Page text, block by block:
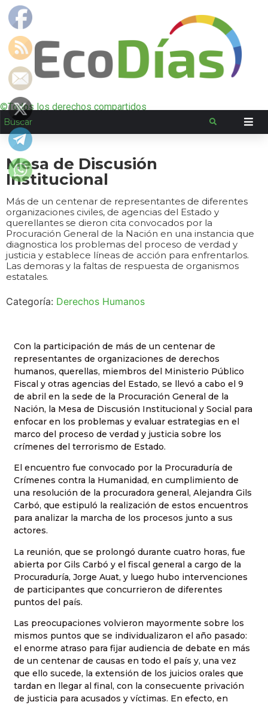
©Todos los derechos compartidos
Mesa de Discusión
Institucional
Más de un centenar de representantes de diferentes
organizaciones civiles, de agencias del Estado y
querellantes se dieron cita convocados por la
Procuración General de la Nación en una instancia que
diagnostica los problemas del proceso de verdad y
justicia y establece líneas de acción para enfrentarlos.
Las demoras y la faltas de respuesta de organismos
estatales.
Categoría: Derechos Humanos
Con la participación de más de un centenar de
representantes de organizaciones de derechos
humanos, querellas, miembros del Ministerio Público
Fiscal y otras agencias del Estado, se llevó a cabo el 9
de abril en la sede de la Procuración General de la
Nación, la Mesa de Discusión Institucional y Social para
enfocar en los problemas y evaluar estrategias en el
marco del proceso de verdad y justicia sobre los
crímenes del terrorismo de Estado.
El encuentro fue convocado por la Procuraduría de
Crímenes contra la Humanidad, en cumplimiento de
una resolución de la procuradora general, Alejandra Gils
Carbó, que estipuló la realización de estos encuentros
para analizar la marcha de los procesos junto a sus
actores.
La reunión, que se prolongó durante cuatro horas, fue
abierta por Gils Carbó y el fiscal general a cargo de la
Procuraduría, Jorge Auat, y luego hubo intervenciones
de participantes que concurrieron de diferentes
puntos del país.
Las preocupaciones volvieron mayormente sobre los
mismos puntos que se individualizaron el año pasado:
el enorme atraso para fijar audiencia de debate en más
de un centenar de causas en todo el país y, una vez
que ello sucede, la extensión de los juicios orales que
tardan en llegar al final, con la consecuente privación
de justicia para acusados y víctimas. En efecto, en